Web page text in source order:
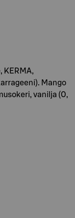
KERMA,
Mango
vanilja (0,